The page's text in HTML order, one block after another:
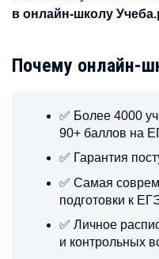
в онлайн-школу
Почему онлайн-
✅ Более 4000
90+ баллов на
✅ Гарантия
✅ Самая
подготовки к
✅ Личное
и контрольных